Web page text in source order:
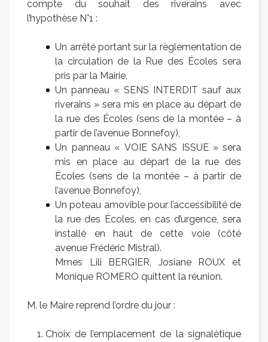
compte du souhait des riverains avec
l’hypothèse N°1 :
Un arrêté portant sur la règlementation de
la circulation de la Rue des Écoles sera
pris par la Mairie,
Un panneau « SENS INTERDIT sauf aux
riverains » sera mis en place au départ de
la rue des Écoles (sens de la montée – à
partir de l’avenue Bonnefoy),
Un panneau « VOIE SANS ISSUE » sera
mis en place au départ de la rue des
Écoles (sens de la montée – à partir de
l’avenue Bonnefoy),
Un poteau amovible pour l’accessibilité de
la rue des Écoles, en cas d’urgence, sera
installé en haut de cette voie (côté
avenue Frédéric Mistral).
Mmes Lili BERGIER, Josiane ROUX et
Monique ROMERO quittent la réunion.
M. le Maire reprend l’ordre du jour :
Choix de l’emplacement de la signalétique